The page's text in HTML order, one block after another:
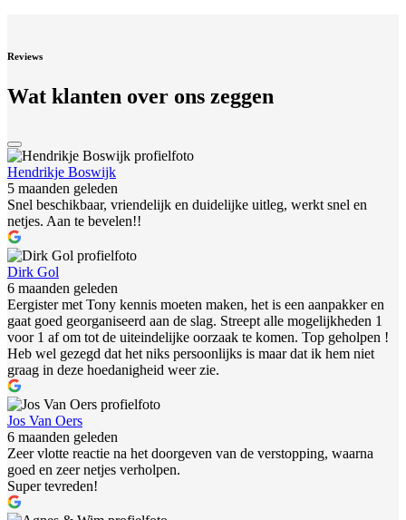
Reviews
Wat klanten over ons zeggen
Hendrikje Boswijk
5 maanden geleden
Snel beschikbaar, vriendelijk en duidelijke uitleg, werkt snel en
netjes. Aan te bevelen!!
Dirk Gol
6 maanden geleden
Eergister met Tony kennis moeten maken, het is een aanpakker en
gaat goed georganiseerd aan de slag. Streept alle mogelijkheden 1
voor 1 af om tot de uiteindelijke oorzaak te komen. Top geholpen !
Heb wel gezegd dat het niks persoonlijks is maar dat ik hem niet
graag in deze hoedanigheid weer zie.
Jos Van Oers
6 maanden geleden
Zeer vlotte reactie na het doorgeven van de verstopping, waarna
goed en zeer netjes verholpen.
Super tevreden!